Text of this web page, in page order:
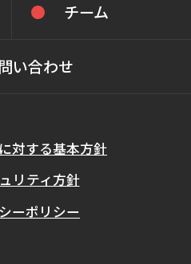
チーム
い合わせ
対する基本方針
リティ方針
ーポリシー